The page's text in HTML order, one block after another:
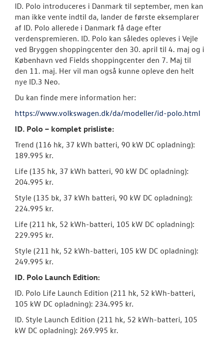
ID. Polo introduceres i Danmark til september, men kan
man ikke vente indtil da, lander de første eksemplarer
af ID. Polo allerede i Danmark få dage efter
verdenspremieren. ID. Polo kan således opleves i Vejle
ved Bryggen shoppingcenter den 30. april til 4. maj og i
København ved Fields shoppingcenter den 7. Maj til
den 11. maj. Her vil man også kunne opleve den helt
nye ID.3 Neo.
Du kan finde mere information her:
https://www.volkswagen.dk/da/modeller/id-polo.html
ID. Polo – komplet prisliste:
Trend (116 hk, 37 kWh batteri, 90 kW DC opladning):
189.995 kr.
Life (135 hk, 37 kWh batteri, 90 kW DC opladning):
204.995 kr.
Style (135 bk, 37 kWh batteri, 90 kW DC opladning):
224.995 kr.
Life (211 hk, 52 kWh-batteri, 105 kW DC opladning):
229.995 kr.
Style (211 hk, 52 kWh-batteri, 105 kW DC opladning):
249.995 kr.
ID. Polo Launch Edition:
ID. Polo Life Launch Edition (211 hk, 52 kWh-batteri,
105 kW DC opladning): 234.995 kr.
ID. Style Launch Edition (211 hk, 52 kWh-batteri, 105
kW DC opladning): 269.995 kr.